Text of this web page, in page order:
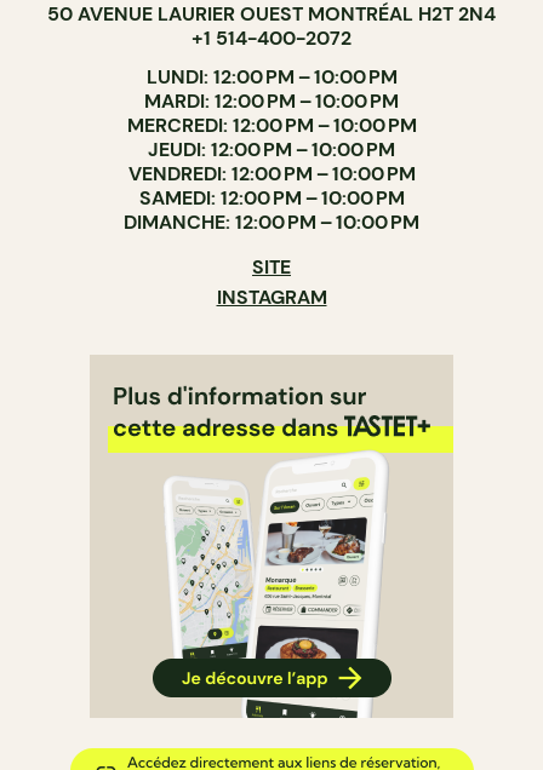
50 AVENUE LAURIER OUEST MONTRÉAL H2T 2N4
+1 514-400-2072
LUNDI: 12:00 PM – 10:00 PM
MARDI: 12:00 PM – 10:00 PM
MERCREDI: 12:00 PM – 10:00 PM
JEUDI: 12:00 PM – 10:00 PM
VENDREDI: 12:00 PM – 10:00 PM
SAMEDI: 12:00 PM – 10:00 PM
DIMANCHE: 12:00 PM – 10:00 PM
SITE
INSTAGRAM